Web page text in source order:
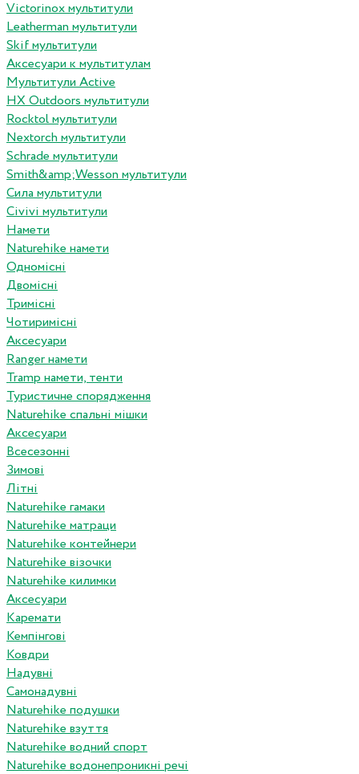
Victorinox мультитули
Leatherman мультитули
Skif мультитули
Аксесуари к мультитулам
Мультитули Active
HX Outdoors мультитули
Rocktol мультитули
Nextorch мультитули
Schrade мультитули
Smith&amp;Wesson мультитули
Сила мультитули
Civivi мультитули
Намети
Naturehike намети
Одномісні
Двомісні
Тримісні
Чотиримісні
Аксесуари
Ranger намети
Tramp намети, тенти
Туристичне спорядження
Naturehike спальні мішки
Аксесуари
Всесезонні
Зимові
Літні
Naturehike гамаки
Naturehike матраци
Naturehike контейнери
Naturehike візочки
Naturehike килимки
Аксесуари
Каремати
Кемпінгові
Ковдри
Надувні
Самонадувні
Naturehike подушки
Naturehike взуття
Naturehike водний спорт
Naturehike водонепроникні речі